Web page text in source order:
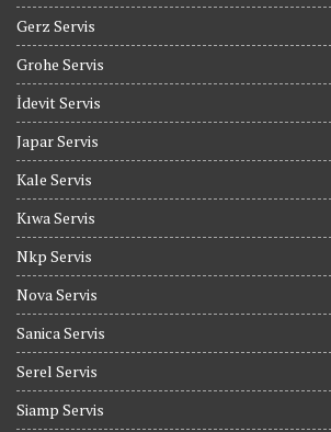
Gerz Servis
Grohe Servis
İdevit Servis
Japar Servis
Kale Servis
Kıwa Servis
Nkp Servis
Nova Servis
Sanica Servis
Serel Servis
Siamp Servis